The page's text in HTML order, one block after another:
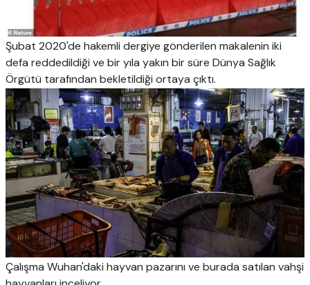
Şubat 2020'de hakemli dergiye gönderilen makalenin iki
defa reddedildiği ve bir yıla yakın bir süre Dünya Sağlık
Örgütü tarafından bekletildiği ortaya çıktı.
Çalışma Wuhan'daki hayvan pazarını ve burada satılan vahşi